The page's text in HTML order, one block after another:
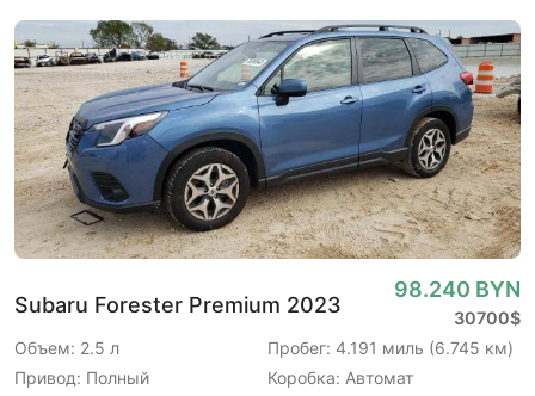
Subaru Forester Premium 2023
98.240 BYN
30700$
Объем: 2.5 л
Пробег: 4.191 миль (6.745 км)
Привод: Полный
Коробка: Автомат